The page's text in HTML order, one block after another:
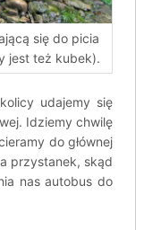
się do picia
jest też kubek).
udajemy się
Idziemy chwilę
do głównej
przystanek, skąd
nas autobus do